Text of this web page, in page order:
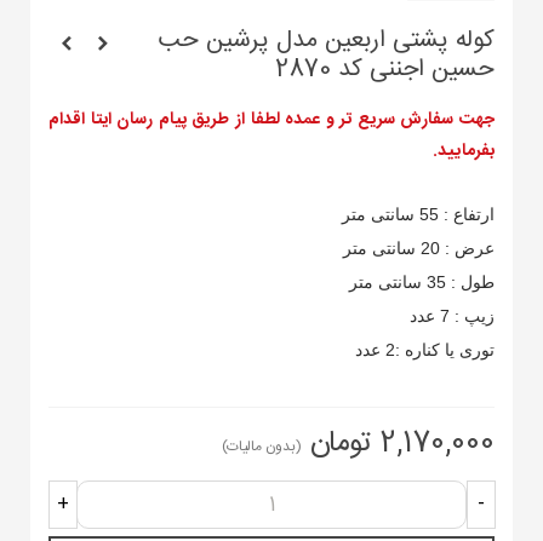
کوله پشتی اربعین مدل پرشین حب
حسین اجننی کد 2870
جهت سفارش سریع تر و عمده لطفا از طریق پیام رسان ایتا اقدام
بفرمایید.
ارتفاع : 55 سانتی متر
عرض : 20 سانتی متر
طول : 35 سانتی متر
زیپ : 7 عدد
توری یا کناره :2 عدد
2,170,000 تومان (بدون مالیات)
-
+